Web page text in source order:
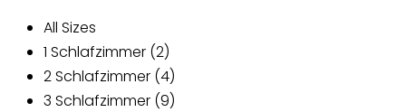
All Sizes
1 Schlafzimmer (2)
2 Schlafzimmer (4)
3 Schlafzimmer (9)